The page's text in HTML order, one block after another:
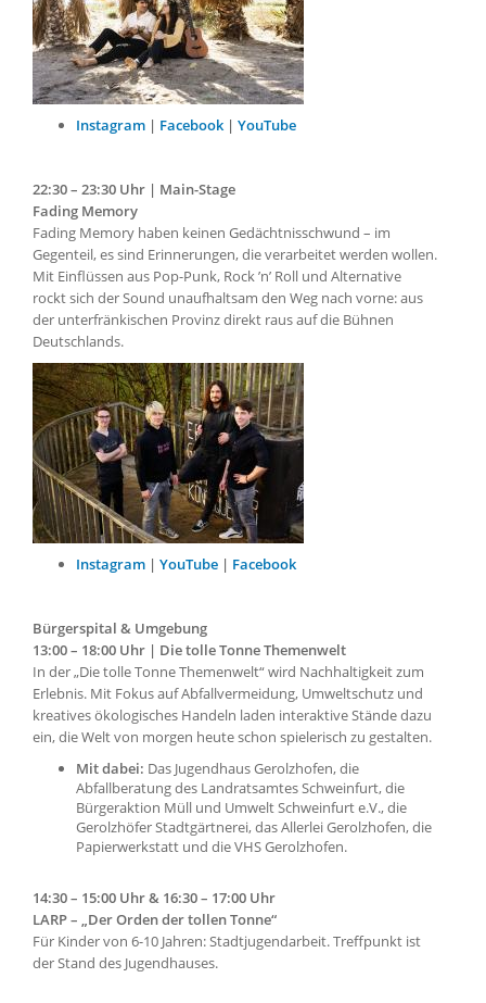
Instagram | Facebook | YouTube
22:30 – 23:30 Uhr | Main-Stage
Fading Memory
Fading Memory haben keinen Gedächtnisschwund – im
Gegenteil, es sind Erinnerungen, die verarbeitet werden wollen.
Mit Einflüssen aus Pop-Punk, Rock ’n’ Roll und Alternative
rockt sich der Sound unaufhaltsam den Weg nach vorne: aus
der unterfränkischen Provinz direkt raus auf die Bühnen
Deutschlands.
Instagram | YouTube | Facebook
Bürgerspital & Umgebung
13:00 – 18:00 Uhr | Die tolle Tonne Themenwelt
In der „Die tolle Tonne Themenwelt“ wird Nachhaltigkeit zum
Erlebnis. Mit Fokus auf Abfallvermeidung, Umweltschutz und
kreatives ökologisches Handeln laden interaktive Stände dazu
ein, die Welt von morgen heute schon spielerisch zu gestalten.
Mit dabei: Das Jugendhaus Gerolzhofen, die
Abfallberatung des Landratsamtes Schweinfurt, die
Bürgeraktion Müll und Umwelt Schweinfurt e.V., die
Gerolzhöfer Stadtgärtnerei, das Allerlei Gerolzhofen, die
Papierwerkstatt und die VHS Gerolzhofen.
14:30 – 15:00 Uhr & 16:30 – 17:00 Uhr
LARP – „Der Orden der tollen Tonne“
Für Kinder von 6-10 Jahren: Stadtjugendarbeit. Treffpunkt ist
der Stand des Jugendhauses.